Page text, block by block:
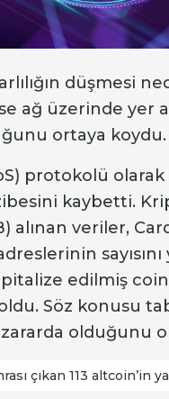
düşmesi
ağ üzerinde yer
ortaya koydu.
protokolü olarak
kaybetti.
alınan veriler,
edilmiş
Söz konusu
olduğunu
çıkan 113 altcoin’in